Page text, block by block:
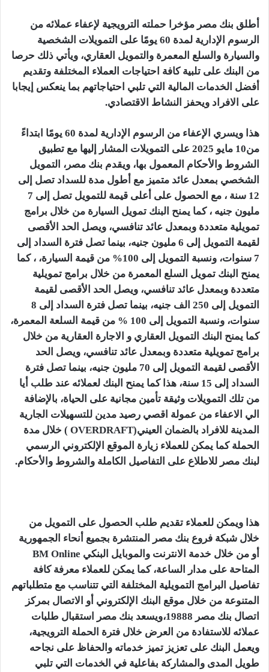
أطلق بنك مصر مؤخرا حملته الترويجية لإعفاء عملائه من
الرسوم الإدارية لمدة 60 يومًا على التمويلات الشخصية
والسيارة والسلع المعمرة والتمويل العقاري، ويأتي ذلك حرصا
من البنك على تلبية كافة احتياجات العملاء المختلفة وتقديم
أفضل الخدمات المالية التي تلبي احتياجاتهم بما ينعكس إيجابا
على الافراد ويحفز النشاط الاقتصادي.
هذا ويسري الإعفاء من الرسوم الإدارية لمدة 60 يومًا ابتداءً
من10 مايو 2025 على التمويلات المشار إليها مع تطبيق
الشروط والأحكام المعمول بها، ويقدم بنك مصر، التمويل
الشخصي بمعدل عائد متميز مع أطول مدة للسداد تصل إلى
12 سنة ، مع الحصول على أعلى قيمة للتمويل تصل إلى 7
مليون جنيه ، كما يمنح البنك تمويل السيارة من خلال برامج
تمويلية متعددة وبمعدل عائد تنافسي، ويصل الحد الأقصى
لقيمة التمويل إلى 6 مليون جنيه، بينما تصل فترة السداد إلى
7 سنوات، ونسبة التمويل إلى 100% من قيمة السيارة، ، كما
يمنح البنك تمويل السلع المعمرة من خلال برامج تمويلية
متعددة وبمعدل عائد تنافسي، ويصل الحد الأقصى لقيمة
التمويل إلى 250 الف جنيه، بينما تصل فترة السداد إلى 8
سنوات، ونسبة التمويل إلى 100 % من قيمة السلعة المعمرة،
كما يمنح البنك التمويل العقاري و الاجارة العقارية من خلال
برامج تمويلية متعددة وبمعدل عائد تنافسي، ويصل الحد
الأقصى لقيمة التمويل إلى 70 مليون جنيه، بينما تصل فترة
السداد إلى 15 سنة، هذا كما يمنح البنك لعملائه عند طلب أيا
من تلك التمويلات وثيقة تأمين مجانية على الحياة، بالإضافة
الي الاعفاء من عمولة اقصي رصيد مدين للتسهيلات الجارية
المدينة للافراد بالضمان العيني(OVERDRAFT ) خلال مدة
الحملة كما يمكن للعملاء زيارة الموقع الإلكتروني الرسمي
لبنك مصر للاطلاع على التفاصيل الكاملة والشروط والأحكام.
هذا ويمكن للعملاء تقديم طلب الحصول على التمويل من
خلال شبكة فروع بنك مصر المنتشرة بجميع أنحاء الجمهورية
أو من خلال خدمة الانترنت والموبايل البنكي BM Online
المتاحة على مدار الساعة، كما يمكن للعملاء معرفة كافة
تفاصيل البرامج التمويلية المختلفة التي تتناسب مع متطلباتهم
المتنوعة من خلال موقع البنك الإلكتروني أو الاتصال بمركز
اتصال بنك مصر 19888،ويسعد بنك مصر استقبال طلبات
عملائه للاستفادة من العرض خلال فترة الحملة الترويجية،
ويعمل البنك على تعزيز تميز خدماته والحفاظ على نجاحه
طويل المدى والمشاركة بفاعلية في الخدمات التي تلبي